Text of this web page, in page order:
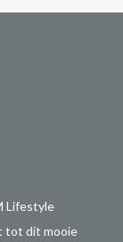
Lifestyle
tot dit mooie